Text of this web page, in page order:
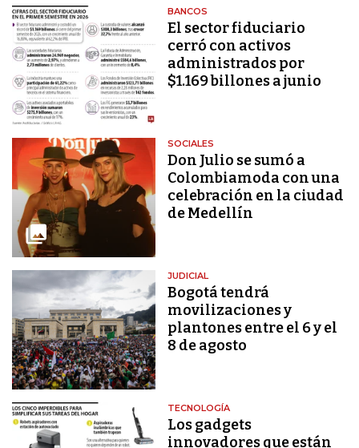
BANCOS
El sector fiduciario
cerró con activos
administrados por
$1.169 billones a junio
SOCIALES
Don Julio se sumó a
Colombiamoda con una
celebración en la ciudad
de Medellín
JUDICIAL
Bogotá tendrá
movilizaciones y
plantones entre el 6 y el
8 de agosto
TECNOLOGÍA
Los gadgets
innovadores que están